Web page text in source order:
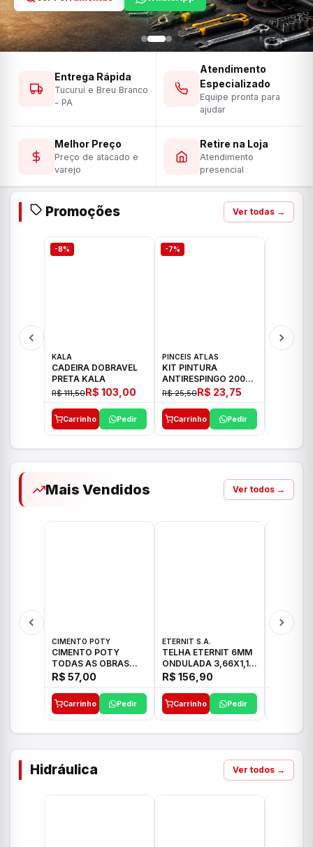
Entrega Rápida
Tucuruí e Breu Branco
- PA
Atendimento
Especializado
Equipe pronta para
ajudar
Melhor Preço
Preço de atacado e
varejo
Retire na Loja
Atendimento
presencial
Promoções Ver todas →
-8%
KALA
CADEIRA DOBRAVEL
PRETA KALA
R$ 111,50R$ 103,00
Carrinho Pedir
-7%
PINCEIS ATLAS
KIT PINTURA
ANTIRESPINGO 2003
ATLAS 03 PCS
R$ 25,50R$ 23,75
Carrinho Pedir
Mais Vendidos Ver todos →
CIMENTO POTY
CIMENTO POTY
TODAS AS OBRAS
50KG CP-II F/32
R$ 57,00
Carrinho Pedir
ETERNIT S.A.
TELHA ETERNIT 6MM
ONDULADA 3,66X1,10
48,80KG
R$ 156,90
Carrinho Pedir
Hidráulica Ver todos →